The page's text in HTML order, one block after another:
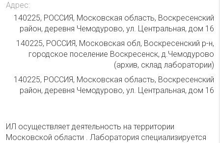
Адрес:
140225, РОССИЯ, Московская область, Воскресенский
район, деревня Чемодурово, ул. Центральная, дом 16
140225, РОССИЯ, Московская обл, Воскресенский р-н,
городское поселение Воскресенск, д.Чемодурово
(архив, склад лаборатории)
140225, РОССИЯ, Московская область, Воскресенский
район, деревня Чемодурово, ул. Центральная, дом 16
ИЛ осуществляет деятельность на территории
Московской области . Лаборатория специализируется